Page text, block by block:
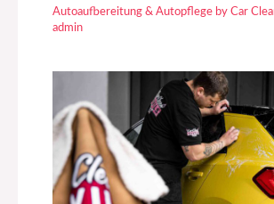
Autoaufbereitung & Autopflege by Car
admin